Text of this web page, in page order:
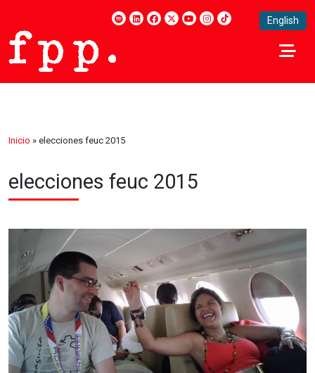
English
Inicio » elecciones feuc 2015
elecciones feuc 2015